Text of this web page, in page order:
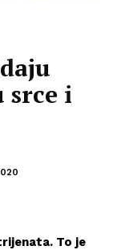
srce i
To je